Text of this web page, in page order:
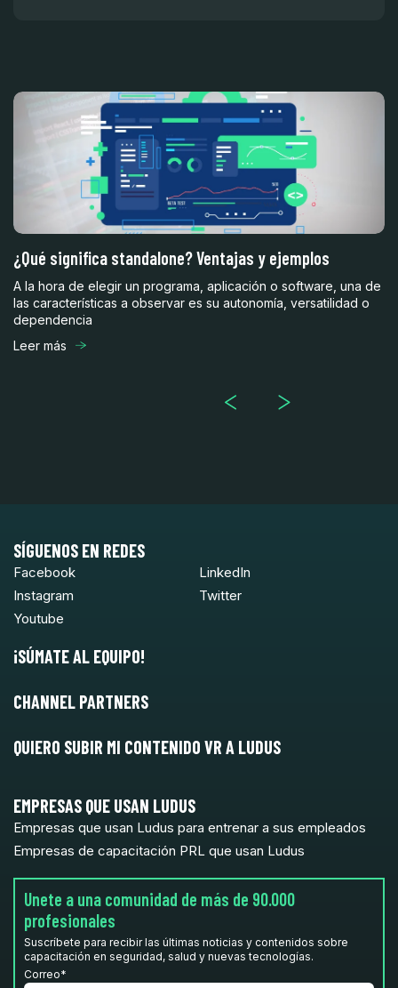
¿Qué significa standalone? Ventajas y ejemplos
A la hora de elegir un programa, aplicación o software, una de
las características a observar es su autonomía, versatilidad o
dependencia
Leer más
SÍGUENOS EN REDES
Facebook
LinkedIn
Instagram
Twitter
Youtube
¡SÚMATE AL EQUIPO!
CHANNEL PARTNERS
QUIERO SUBIR MI CONTENIDO VR A LUDUS
EMPRESAS QUE USAN LUDUS
Empresas que usan Ludus para entrenar a sus empleados
Empresas de capacitación PRL que usan Ludus
Unete a una comunidad de más de 90.000
profesionales
Suscríbete para recibir las últimas noticias y contenidos sobre
capacitación en seguridad, salud y nuevas tecnologías.
Correo*